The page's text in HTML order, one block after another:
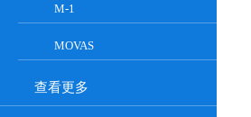
M-1
MOVAS
查看更多